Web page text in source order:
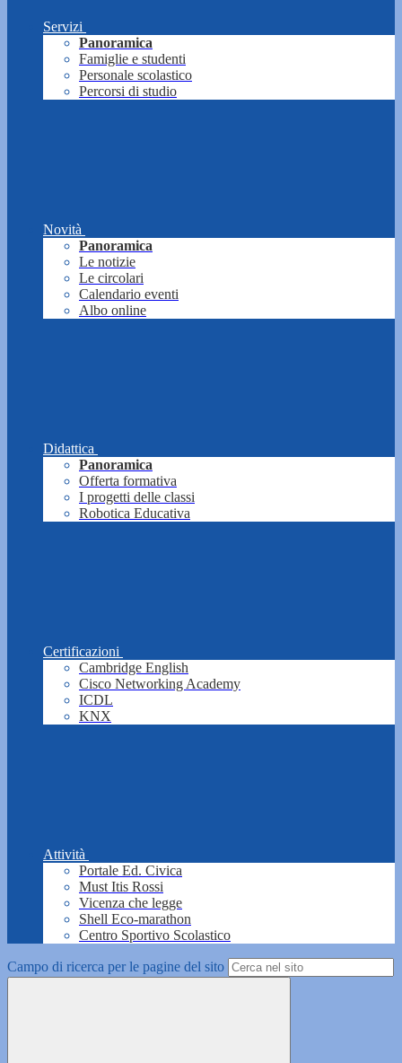
Servizi
Panoramica
Famiglie e studenti
Personale scolastico
Percorsi di studio
Novità
Panoramica
Le notizie
Le circolari
Calendario eventi
Albo online
Didattica
Panoramica
Offerta formativa
I progetti delle classi
Robotica Educativa
Certificazioni
Cambridge English
Cisco Networking Academy
ICDL
KNX
Attività
Portale Ed. Civica
Must Itis Rossi
Vicenza che legge
Shell Eco-marathon
Centro Sportivo Scolastico
Campo di ricerca per le pagine del sito